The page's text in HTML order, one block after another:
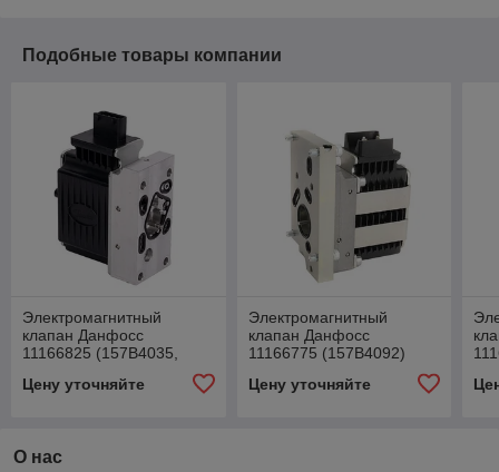
Подобные товары компании
Электромагнитный
клапан Данфосс
11166825 (157B4035,
Цену уточняйте
Электромагнитный
клапан Данфосс
11166775 (157B4092)
Цену уточняйте
О нас